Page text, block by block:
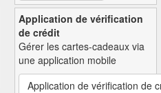
Application de vérification
de crédit
Gérer les cartes-cadeaux via
une application mobile
Application de vérification de